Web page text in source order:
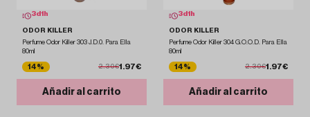
3d 1 h
ODOR KILLER
Perfume Odor Killer 303 J.D.0. Para Ella
80ml
14% 2.30€1.97€
Añadir al carrito
3d 1 h
ODOR KILLER
Perfume Odor Killer 304 G.O.O.D. Para Ella
80ml
14% 2.30€1.97€
Añadir al carrito